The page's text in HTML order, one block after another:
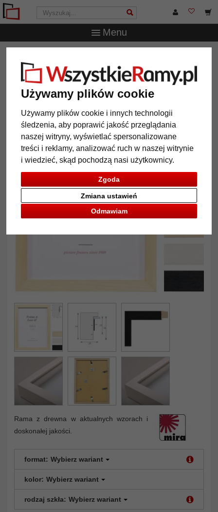
Używamy plików cookie
Używamy plików cookie i innych technologii
śledzenia, aby poprawić jakość przeglądania
naszej witryny, wyświetlać spersonalizowane
treści i reklamy, analizować ruch w naszej witrynie
i wiedzieć, skąd pochodzą nasi użytkownicy.
Zgoda
Odmawiam
Zmiana ustawień
Menu
drewniana Nouvelle z listwą
Rama drewniana Nouvelle z listwą
Powrót
Rama z drewna w aktualnych wzorach i
doskonałej jakości.
format: Wybierz wariant
kolor: Wybierz wariant
rodzaj szkła: Wybierz wariant